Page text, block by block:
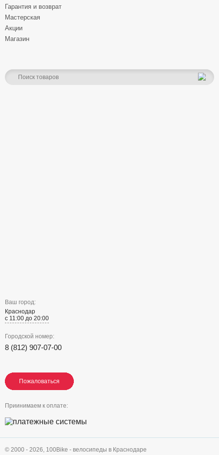
Гарантия и возврат
Мастерская
Акции
Магазин
Ваш город:
Краснодар
с 11:00 до 20:00
Городской номер:
8 (812) 907-07-00
Пожаловаться
Пожаловаться
Пожаловаться
Приинимаем к оплате:
© 2000 - 2026, 100Bike - велосипеды в Краснодаре